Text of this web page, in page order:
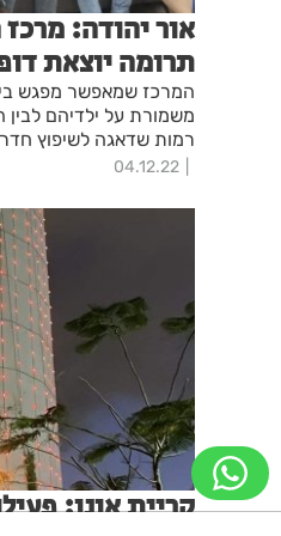
אור יהודה:
תרומה יוצאת
המרכז שמאפשר מפגש
משמורת על ילדיהם לבין
רמות שדאגה לשיפוץ
את מתנת בת המצווה
04.12.22
קריית אונו: